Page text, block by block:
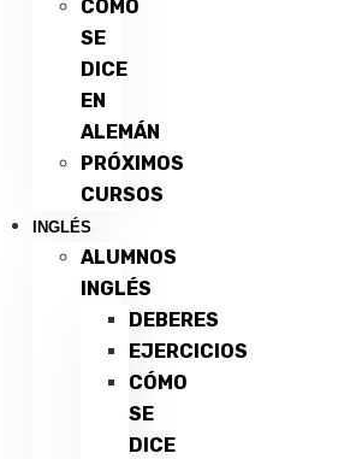
CÓMO
SE
DICE
EN
ALEMÁN
PRÓXIMOS
CURSOS
INGLÉS
ALUMNOS
INGLÉS
DEBERES
EJERCICIOS
CÓMO
SE
DICE